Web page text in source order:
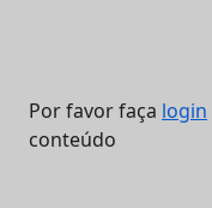
Por favor faça login
conteúdo